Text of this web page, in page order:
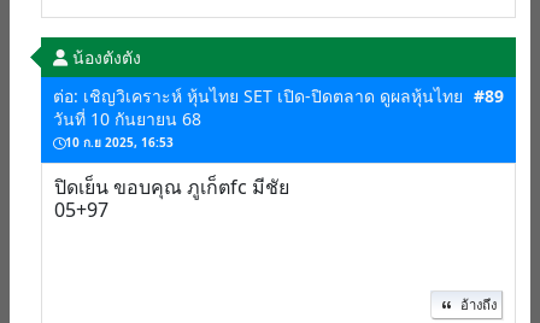
น้องตังตัง
ต่อ: เชิญวิเคราะห์ หุ้นไทย SET เปิด-ปิดตลาด ดูผลหุ้นไทย
วันที่ 10 กันยายน 68
10 ก.ย 2025, 16:53
#89
ปิดเย็น ขอบคุณ ภูเก็ตfc มีชัย
05+97
อ้างถึง